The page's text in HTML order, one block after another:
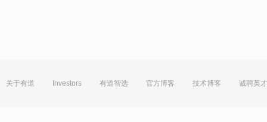
关于有道 Investors 有道智选 官方博客 技术博客 诚聘英才